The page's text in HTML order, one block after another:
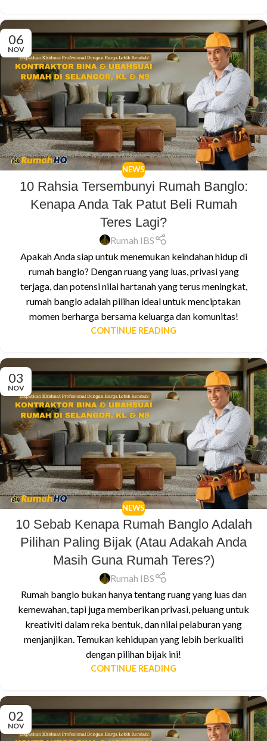
06
NOV
NEWS
10 Rahsia Tersembunyi Rumah Banglo:
Kenapa Anda Tak Patut Beli Rumah
Teres Lagi?
Rumah IBS
Apakah Anda siap untuk menemukan keindahan hidup di
rumah banglo? Dengan ruang yang luas, privasi yang
terjaga, dan potensi nilai hartanah yang terus meningkat,
rumah banglo adalah pilihan ideal untuk menciptakan
momen berharga bersama keluarga dan komunitas!
CONTINUE READING
03
NOV
NEWS
10 Sebab Kenapa Rumah Banglo Adalah
Pilihan Paling Bijak (Atau Adakah Anda
Masih Guna Rumah Teres?)
Rumah IBS
Rumah banglo bukan hanya tentang ruang yang luas dan
kemewahan, tapi juga memberikan privasi, peluang untuk
kreativiti dalam reka bentuk, dan nilai pelaburan yang
menjanjikan. Temukan kehidupan yang lebih berkualiti
dengan pilihan bijak ini!
CONTINUE READING
02
NOV